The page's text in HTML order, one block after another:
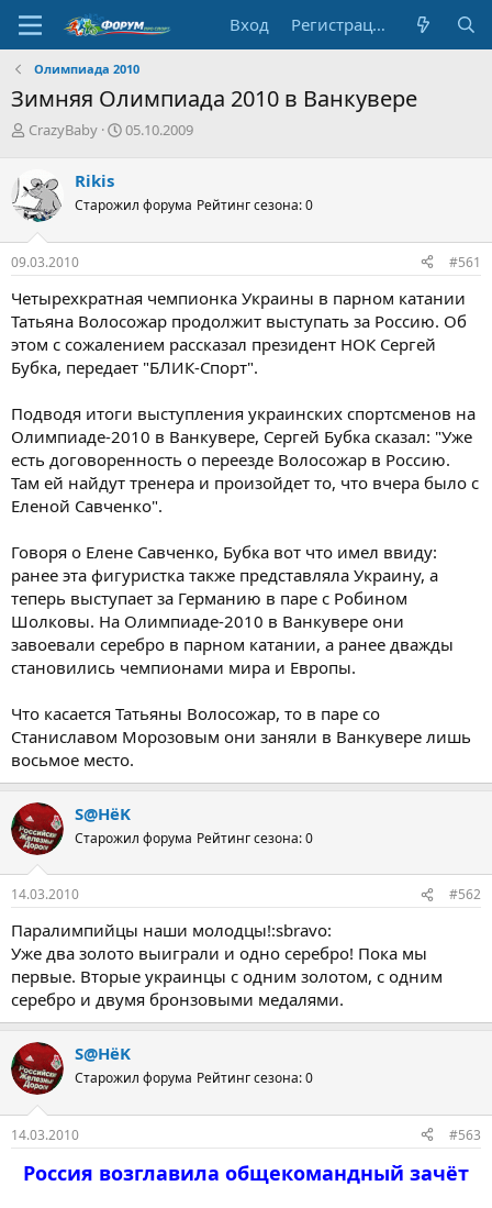
Вход Регистрация
Олимпиада 2010
Зимняя Олимпиада 2010 в Ванкувере
А
о
р
т
е
м
CrazyBaby
Д
н
ч
а
05.10.2009
Rikis
Старожил форума Рейтинг сезона: 0
09.03.2010 #561
Четырехкратная чемпионка Украины в парном катании
Татьяна Волосожар продолжит выступать за Россию. Об
этом с сожалением рассказал президент НОК Сергей
Бубка, передает "БЛИК-Спорт".
Подводя итоги выступления украинских спортсменов на
Олимпиаде-2010 в Ванкувере, Сергей Бубка сказал: "Уже
есть договоренность о переезде Волосожар в Россию.
Там ей найдут тренера и произойдет то, что вчера было с
Еленой Савченко".
Говоря о Елене Савченко, Бубка вот что имел ввиду:
ранее эта фигуристка также представляла Украину, а
теперь выступает за Германию в паре с Робином
Шолковы. На Олимпиаде-2010 в Ванкувере они
завоевали серебро в парном катании, а ранее дважды
становились чемпионами мира и Европы.
Что касается Татьяны Волосожар, то в паре со
Станиславом Морозовым они заняли в Ванкувере лишь
восьмое место.
S@HёK
Старожил форума Рейтинг сезона: 0
14.03.2010 #562
Паралимпийцы наши молодцы!:sbravo:
Уже два золото выиграли и одно серебро! Пока мы
первые. Вторые украинцы с одним золотом, с одним
серебро и двумя бронзовыми медалями.
S@HёK
Старожил форума Рейтинг сезона: 0
14.03.2010 #563
Россия возглавила общекомандный зачёт